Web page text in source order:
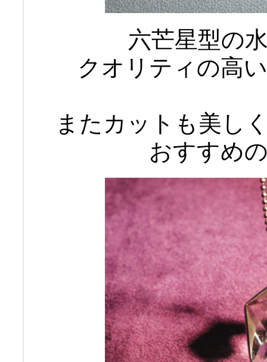
六芒星型の
クオリティの高
またカットも美し
おすすめ